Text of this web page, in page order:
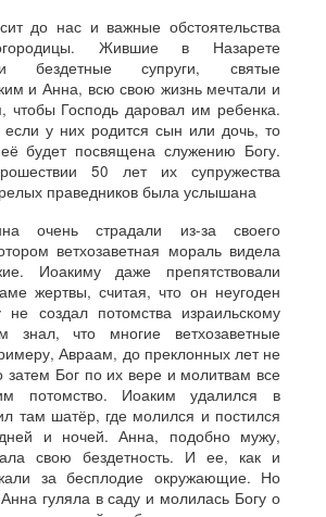
до нас и важные обстоятельства
Жившие в Назарете
бездетные супруги, святые
и Анна, всю свою жизнь мечтали и
чтобы Господь даровал им ребенка.
у них родится сын или дочь, то
будет посвящена служению Богу.
50 лет их супружества
праведников была услышана
очень страдали из-за своего
ветхозаветная мораль видела
Иоакиму даже препятствовали
жертвы, считая, что он неугоден
не создал потомства израильскому
знал, что многие ветхозаветные
Авраам, до преклонных лет не
затем Бог по их вере и молитвам все
потомство. Иоаким удалился в
там шатёр, где молился и постился
и ночей. Анна, подобно мужу,
свою бездетность. И ее, как и
за бесплодие окружающие. Но
гуляла в саду и молилась Богу о